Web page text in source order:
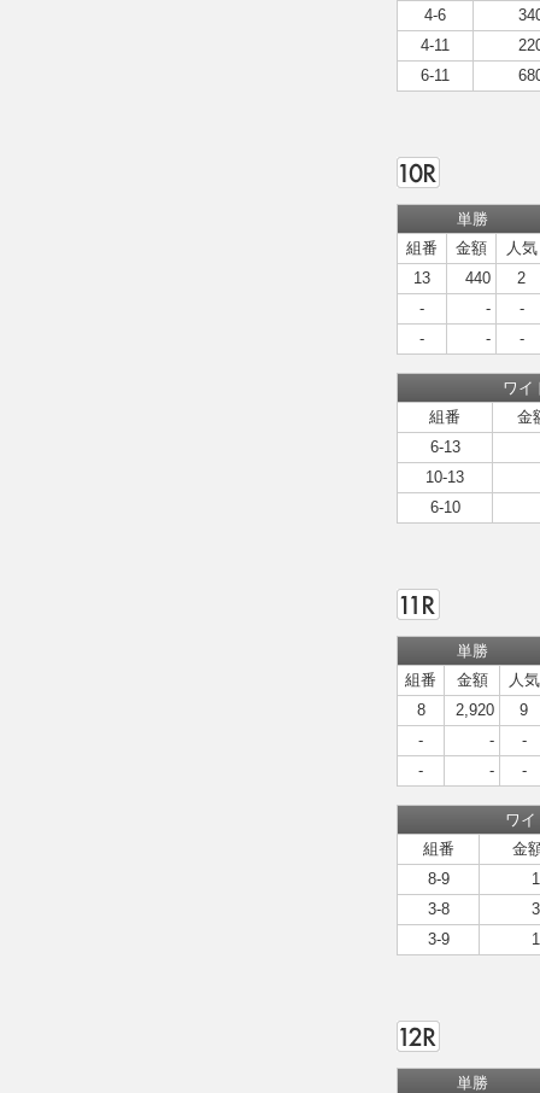
4-6
4-11
6-11
単勝
組番
金額
人気
13
440
2
-
-
-
-
- -
ワイ
組番
金
6-13
10-13
6-10
単勝
組番
金額
人気
8
2,920
9
-
-
-
-
- -
ワイ
組番
金
8-9
3-8
3-9
単勝